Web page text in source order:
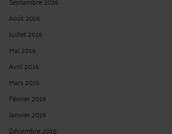
Août 2016
Juillet 2016
Mai 2016
Avril 2016
Mars 2016
Février 2016
Janvier 2016
Décembre 2015